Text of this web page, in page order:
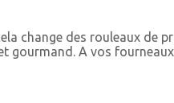
change des rouleaux de
gourmand. A vos